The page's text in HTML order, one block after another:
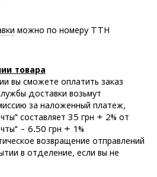
можно по номеру ТТН
товара
вы сможете оплатить заказ
доставки возьмут
за наложенный платеж,
составляет 35 грн + 2% от
- 6.50 грн + 1%
возвращение отправлений
в отделение, если вы не